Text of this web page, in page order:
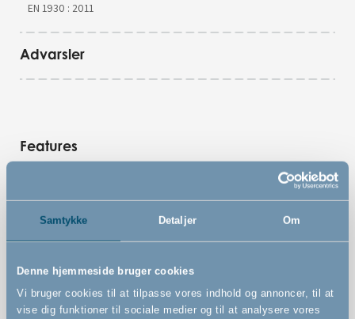
Samtykke Detaljer Om
Denne hjemmeside bruger cookies
Vi bruger cookies til at tilpasse vores indhold og annoncer, til at
vise dig funktioner til sociale medier og til at analysere vores
EN 1930 : 2011
Advarsler
Features
Vægmonteret hundegitter
33 cm eller 72 cm. Tilkøbes separat
Kan åbnes til begge sider
Kan betjenes med én hånd